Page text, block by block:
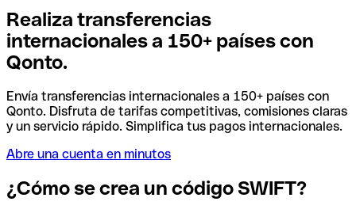
Realiza transferencias
internacionales a 150+ países con
Qonto.
Envía transferencias internacionales a 150+ países con
Qonto. Disfruta de tarifas competitivas, comisiones claras
y un servicio rápido. Simplifica tus pagos internacionales.
Abre una cuenta en minutos
¿Cómo se crea un código SWIFT?